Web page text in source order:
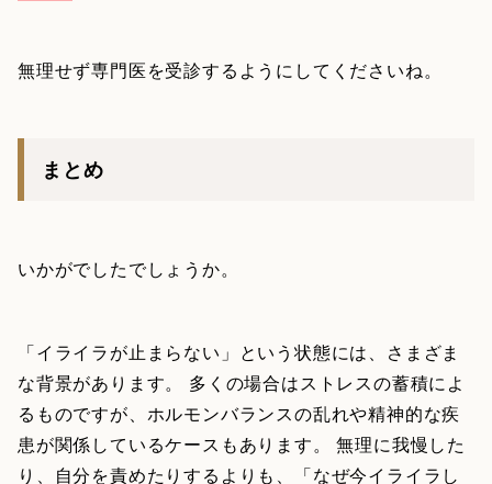
無理せず専門医を受診するようにしてくださいね。
まとめ
いかがでしたでしょうか。
「イライラが止まらない」という状態には、さまざま
な背景があります。 多くの場合はストレスの蓄積によ
るものですが、ホルモンバランスの乱れや精神的な疾
患が関係しているケースもあります。 無理に我慢した
り、自分を責めたりするよりも、「なぜ今イライラし